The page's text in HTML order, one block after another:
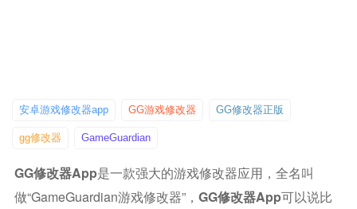
安卓游戏修改器app GG游戏修改器 GG修改器正版
gg修改器 GameGuardian
GG修改器app是一款强大的游戏修改器应用，全名叫
做“GameGuardian游戏修改器”， GG修改器app可以说比